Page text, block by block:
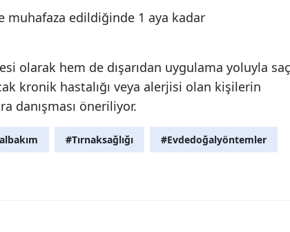
muhafaza edildiğinde 1 aya kadar
olarak hem de dışarıdan uygulama yoluyla saç
kronik hastalığı veya alerjisi olan kişilerin
danışması öneriliyor.
#Tırnaksağlığı #Evdedoğalyöntemler